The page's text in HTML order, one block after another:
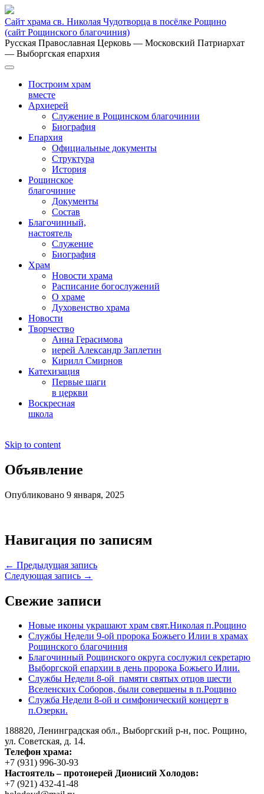
Сайт храма св. Николая Чудотворца в посёлке Рощино
(сайт Рощинского благочиния)
Русская Православная Церковь — Московский Патриархат
— Выборгская епархия
Построим храм
вместе
Архиерей
Служение в Рощинском благочинии
Биография
Епархия
Официальные документы
Структура
История
Рощинское
благочиние
Документы
Состав
Благочинный,
настоятель
Служение
Биография
Храм
Новости храма
Расписание богослужений
О храме
Духовенство храма
Новости
Творчество
Анна Герасимова
иерей Александр Заплетин
Кирилл Смирнов
Катехизация
Первые шаги
в церкви
Воскресная
школа
Skip to content
Объявление
Опубликовано 9 января, 2025
Навигация по записям
← Предыдущая запись
Следующая запись →
Свежие записи
Новые иконы украшают храм свят.Николая п.Рощино
Службы Недели 9-ой пророка Божьего Илии в храмах
Рощинского благочиния
Благочинный Рощинского округа сослужил секретарю
Выборгской епархии в день пророка Божьего Илии.
Службы Недели 8-ой памяти святых отцов шести
Вселенских Соборов, были совершены в п.Рощино
Служба Недели 8-ой и симфонический концерт в
п.Озерки.
188820, Ленинградская обл., Выборгский р-н, пос. Рощино,
ул. Советская, д. 14.
Телефон храма:
+7 (931) 996-30-93
Настоятель – протоиерей Дионисий Холодов:
+7 (921) 432-41-48